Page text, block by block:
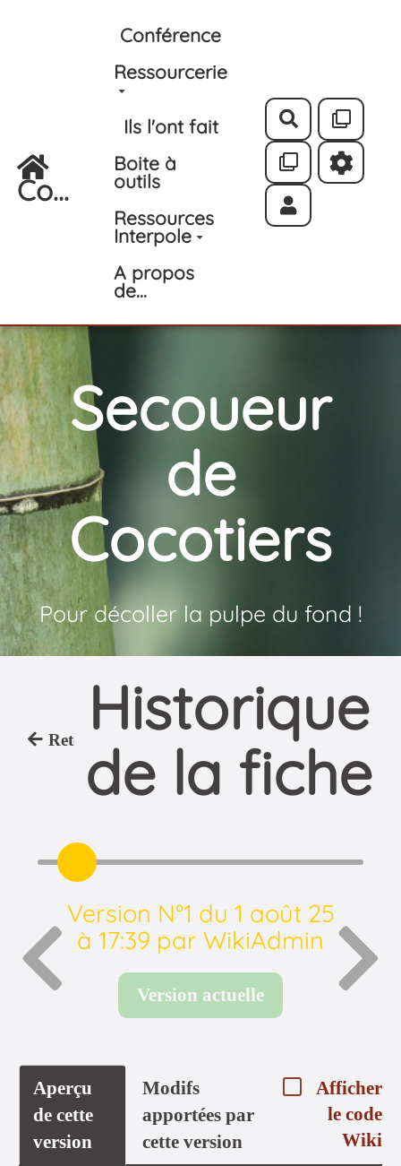
Aller au contenu principal
Co...
Conférence
Ressourcerie
Ils l'ont fait
Boite à
outils
Ressources
Interpole
A propos
de...
Rechercher
Secoueur
de
Cocotiers
Pour décoller la pulpe du fond !
RetourHistorique
de la fiche
Version N°1 du 1 août 25
à 17:39 par WikiAdmin
Version actuelle
Aperçu
de cette
version
Modifs
apportées par
cette version
Afficher
le code
Wiki